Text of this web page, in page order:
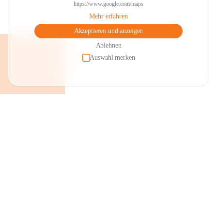
https://www.google.com/maps
Mehr erfahren
Akzeptieren und anzeigen
Ablehnen
Auswahl merken